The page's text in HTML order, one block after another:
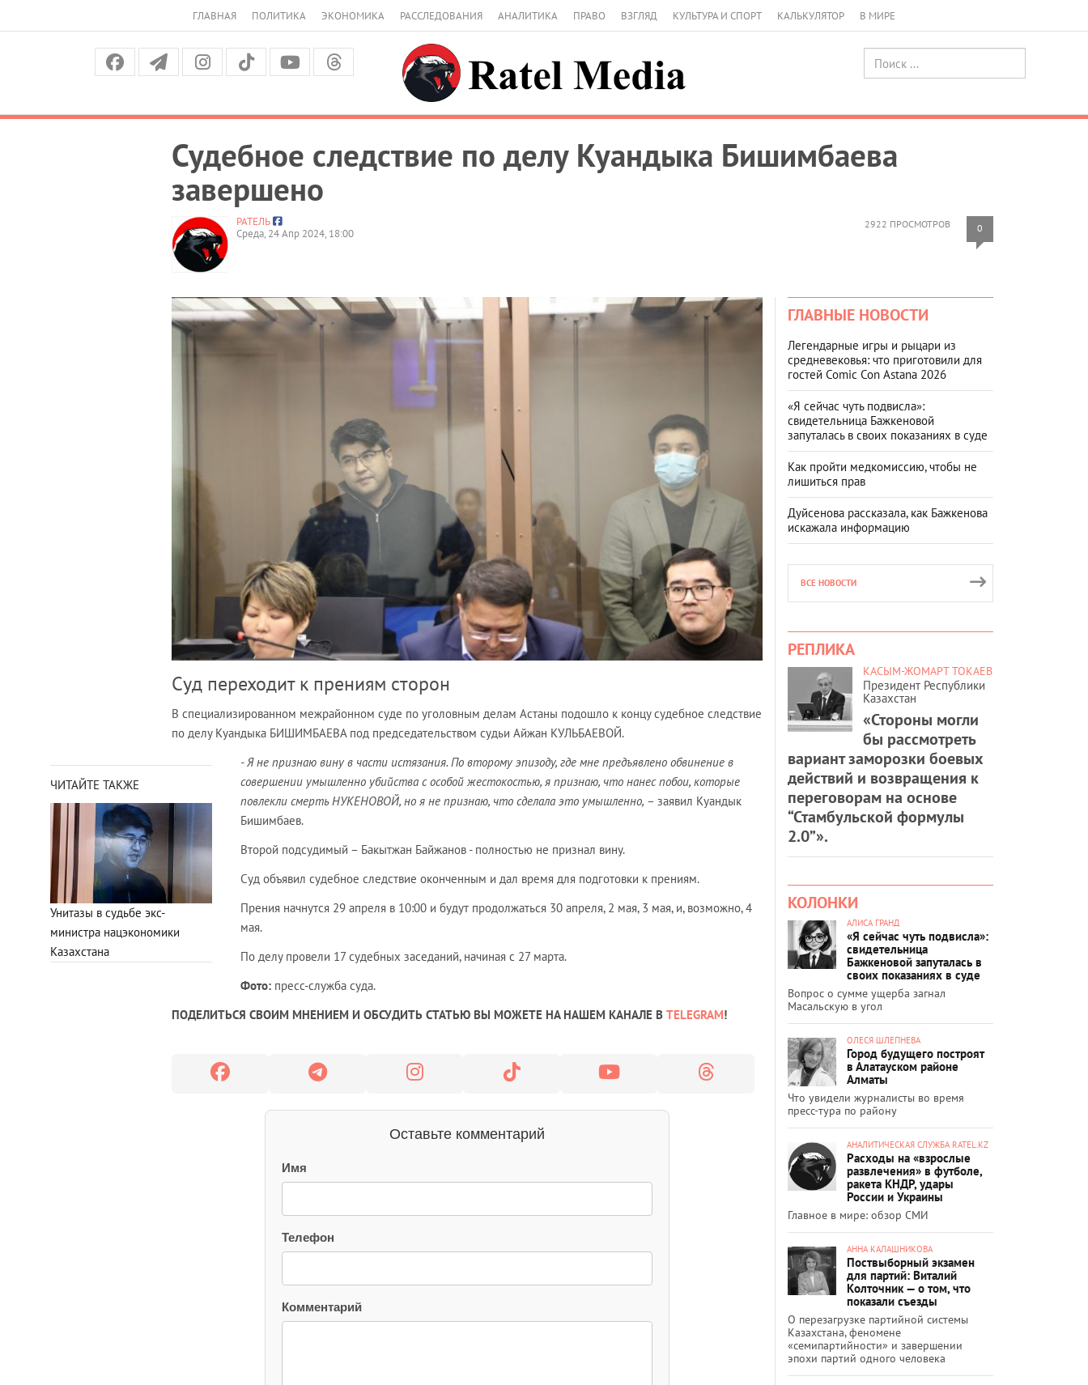
ГЛАВНАЯ ПОЛИТИКА ЭКОНОМИКА РАССЛЕДОВАНИЯ АНАЛИТИКА ПРАВО ВЗГЛЯД КУЛЬТУРА И СПОРТ КАЛЬКУЛЯТОР В МИРЕ
Судебное следствие по делу Куандыка Бишимбаева
завершено
2922 ПРОСМОТРОВ 0
РАТЕЛЬ
Среда, 24 Апр 2024, 18:00
Суд переходит к прениям сторон
В специализированном межрайонном суде по уголовным делам Астаны подошло к концу судебное следствие
по делу Куандыка БИШИМБАЕВА под председательством судьи Айжан КУЛЬБАЕВОЙ.
ЧИТАЙТЕ ТАКЖЕ
Унитазы в судьбе экс-
министра нацэкономики
Казахстана
- Я не признаю вину в части истязания. По второму эпизоду, где мне предъявлено обвинение в
совершении умышленно убийства с особой жестокостью, я признаю, что нанес побои, которые
повлекли смерть НУКЕНОВОЙ, но я не признаю, что сделала это умышленно, – заявил Куандык
Бишимбаев.
Второй подсудимый – Бакытжан Байжанов - полностью не признал вину.
Суд объявил судебное следствие оконченным и дал время для подготовки к прениям.
Прения начнутся 29 апреля в 10:00 и будут продолжаться 30 апреля, 2 мая, 3 мая, и, возможно, 4
мая.
По делу провели 17 судебных заседаний, начиная с 27 марта.
Фото: пресс-служба суда.
ПОДЕЛИТЬСЯ СВОИМ МНЕНИЕМ И ОБСУДИТЬ СТАТЬЮ ВЫ МОЖЕТЕ НА НАШЕМ КАНАЛЕ В TELEGRAM!
Оставьте комментарий
Имя
Телефон
Комментарий
ГЛАВНЫЕ НОВОСТИ
Легендарные игры и рыцари из
средневековья: что приготовили для
гостей Comic Con Astana 2026
«Я сейчас чуть подвисла»:
свидетельница Бажкеновой
запуталась в своих показаниях в суде
Как пройти медкомиссию, чтобы не
лишиться прав
Дуйсенова рассказала, как Бажкенова
искажала информацию
ВСЕ НОВОСТИ
РЕПЛИКА
КАСЫМ-ЖОМАРТ ТОКАЕВ
Президент Республики
Казахстан
«Стороны могли
бы рассмотреть
вариант заморозки боевых
действий и возвращения к
переговорам на основе
“Стамбульской формулы
2.0”».
КОЛОНКИ
АЛИСА ГРАНД
«Я сейчас чуть подвисла»:
свидетельница
Бажкеновой запуталась в
своих показаниях в суде
Вопрос о сумме ущерба загнал
Масальскую в угол
ОЛЕСЯ ШЛЕПНЕВА
Город будущего построят
в Алатауском районе
Алматы
Что увидели журналисты во время
пресс-тура по району
АНАЛИТИЧЕСКАЯ СЛУЖБА RATEL.KZ
Расходы на «взрослые
развлечения» в футболе,
ракета КНДР, удары
России и Украины
Главное в мире: обзор СМИ
АННА КАЛАШНИКОВА
Поствыборный экзамен
для партий: Виталий
Колточник — о том, что
показали съезды
О перезагрузке партийной системы
Казахстана, феномене
«семипартийности» и завершении
эпохи партий одного человека